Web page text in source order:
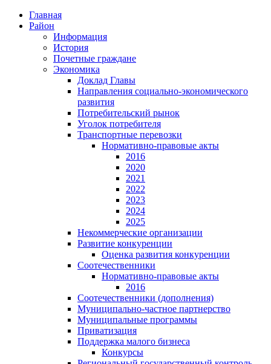
Главная
Район
Информация
История
Почетные граждане
Экономика
Доклад Главы
Направления социально-экономического
развития
Потребительский рынок
Уголок потребителя
Транспортные перевозки
Нормативно-правовые акты
2016
2020
2021
2022
2023
2024
2025
Некоммерческие организации
Развитие конкуренции
Оценка развития конкуренции
Соотечественники
Нормативно-правовые акты
2016
Соотечественники (дополнения)
Муниципально-частное партнерство
Муниципальные программы
Приватизация
Поддержка малого бизнеса
Конкурсы